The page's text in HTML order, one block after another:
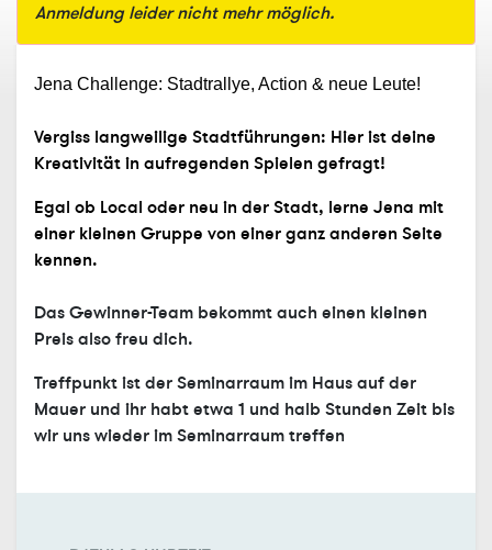
Anmeldung leider nicht mehr möglich.
Jena Challenge: Stadtrallye, Action & neue Leute!
Vergiss langweilige Stadtführungen: Hier ist deine
Kreativität in aufregenden Spielen gefragt!
Egal ob Local oder neu in der Stadt, lerne Jena mit
einer kleinen Gruppe von einer ganz anderen Seite
kennen.
Das Gewinner-Team bekommt auch einen kleinen
Preis also freu dich.
Treffpunkt ist der Seminarraum im Haus auf der
Mauer und ihr habt etwa 1 und halb Stunden Zeit bis
wir uns wieder im Seminarraum treffen